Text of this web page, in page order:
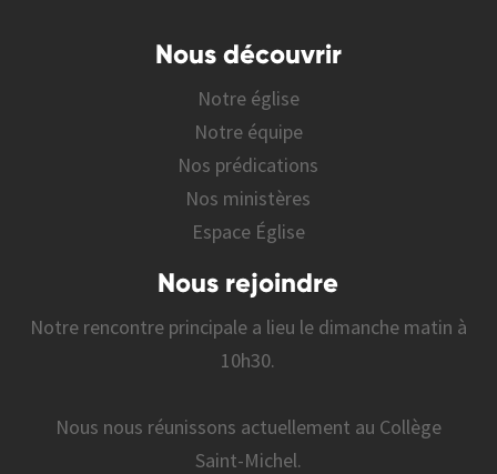
Nous découvrir
Notre église
Notre équipe
Nos prédications
Nos ministères
Espace Église
Nous rejoindre
Notre rencontre principale a lieu le dimanche matin à
10h30.
Nous nous réunissons actuellement au Collège
Saint-Michel.